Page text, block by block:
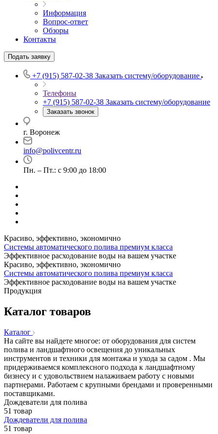
Информация
Вопрос-ответ
Обзоры
Контакты
Подать заявку
+7 (915) 587-02-38 Заказать систему/оборудование
Телефоны
+7 (915) 587-02-38 Заказать систему/оборудование
Заказать звонок
г. Воронеж
info@polivcentr.ru
Пн. – Пт.: с 9:00 до 18:00
Красиво, эффективно, экономично
Системы автоматического полива премиум класса
Эффективное расходование воды на вашем участке
Красиво, эффективно, экономично
Системы автоматического полива премиум класса
Эффективное расходование воды на вашем участке
Продукция
Каталог товаров
Каталог
На сайте вы найдете многое: от оборудования для систем
полива и ландшафтного освещения до уникальных
инструментов и техники для монтажа и ухода за садом . Мы
придерживаемся комплексного подхода к ландшафтному
бизнесу и с удовольствием налаживаем работу с новыми
партнерами. Работаем с крупными брендами и проверенными
поставщиками.
Дождеватели для полива
51 товар
Дождеватели для полива
51 товар